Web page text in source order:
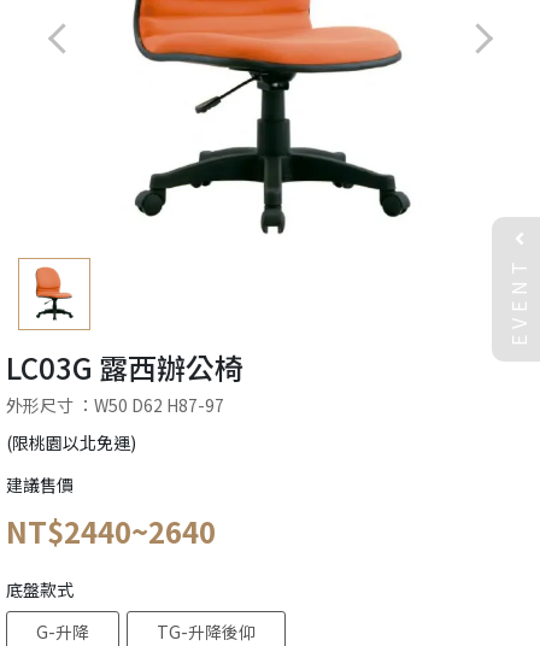
LC03G 露西辦公椅
外形尺寸 ：W50 D62 H87-97
(限桃園以北免運)
建議售價
NT$2440~2640
底盤款式
G-升降
TG-升降後仰
EVENT